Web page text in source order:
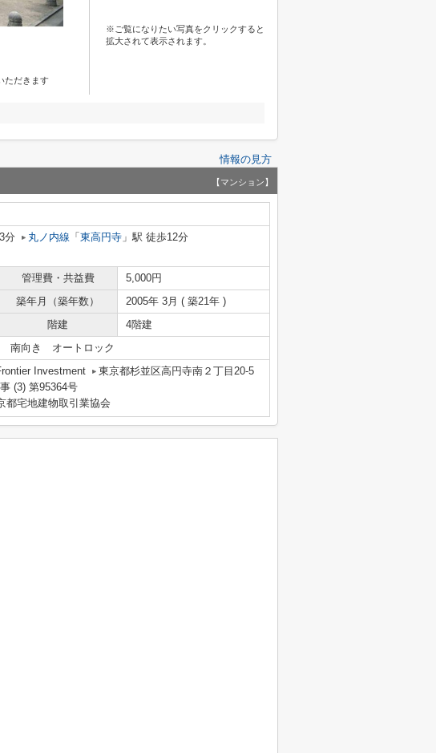
ただきます
※ご覧になりたい写真をクリックすると
拡大されて表示されます。
情報の見方
【マンション】
分 丸ノ内線 「 東高円寺 」駅 徒歩12分
管理費・共益費
5,000円
築年月（築年数）
2005年 3月 ( 築21年 )
階建
4階建
南向き オートロック
Investment
東京都杉並区高円寺南２丁目20-5
(3) 第95364号
都宅地建物取引業協会